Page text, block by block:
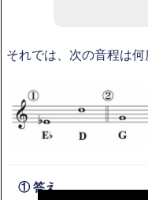
それでは、次の音程は
① 答え